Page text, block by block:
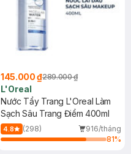
145.000 ₫289.000 ₫
L'Oreal
Nước Tẩy Trang L'Oreal Làm
Sạch Sâu Trang Điểm 400ml
4.8 (298)
916/tháng
81%